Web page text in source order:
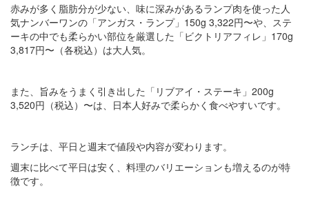
赤みが多く脂肪分が少ない、味に深みがあるランプ肉を使った人
気ナンバーワンの「アンガス・ランプ」150g 3,322円〜や、ステ
ーキの中でも柔らかい部位を厳選した「ビクトリアフィレ」170g
3,817円〜（各税込）は大人気。
また、旨みをうまく引き出した「リブアイ・ステーキ」200g
3,520円（税込）〜は、日本人好みで柔らかく食べやすいです。
ランチは、平日と週末で値段や内容が変わります。
週末に比べて平日は安く、料理のバリエーションも増えるのが特
徴です。